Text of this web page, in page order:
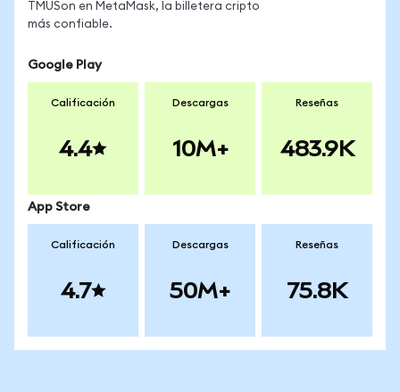
TMUSon en MetaMask, la billetera cripto
más confiable.
Google Play
Calificación
4.4
Descargas
10M+
Reseñas
483.9K
App Store
Calificación
4.7
Descargas
50M+
Reseñas
75.8K